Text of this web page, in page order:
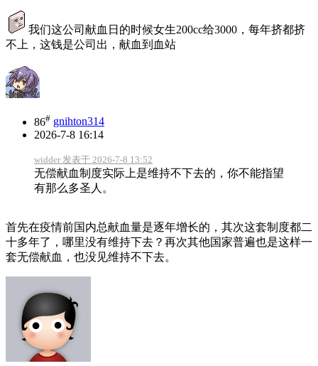
我们这公司献血日的时候女生200cc给3000，每年挤都挤
不上，这钱是公司出，献血到血站
86# gnihton314
2026-7-8 16:14
widder 发表于 2026-7-8 13:52
无偿献血制度实际上是维持不下去的，你不能指望
有那么多圣人。
首先在疫情前国内总献血量是逐年增长的，其次这套制度都二
十多年了，哪里没有维持下去？再次其他国家普遍也是这样一
套无偿献血，也没见维持不下去。